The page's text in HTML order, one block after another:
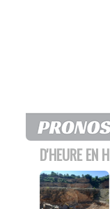
D'HEURE EN